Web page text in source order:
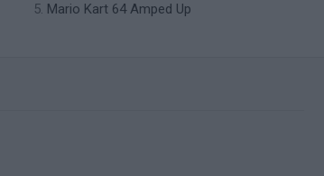
Mario Kart 64 Amped Up